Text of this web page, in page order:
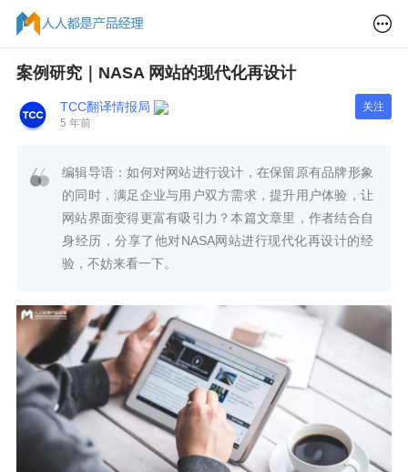
案例研究｜NASA 网站的现代化再设计
TCC翻译情报局
5 年前
关注
编辑导语：如何对网站进行设计，在保留原有品牌形象
的同时，满足企业与用户双方需求，提升用户体验，让
网站界面变得更富有吸引力？本篇文章里，作者结合自
身经历，分享了他对NASA网站进行现代化再设计的经
验，不妨来看一下。